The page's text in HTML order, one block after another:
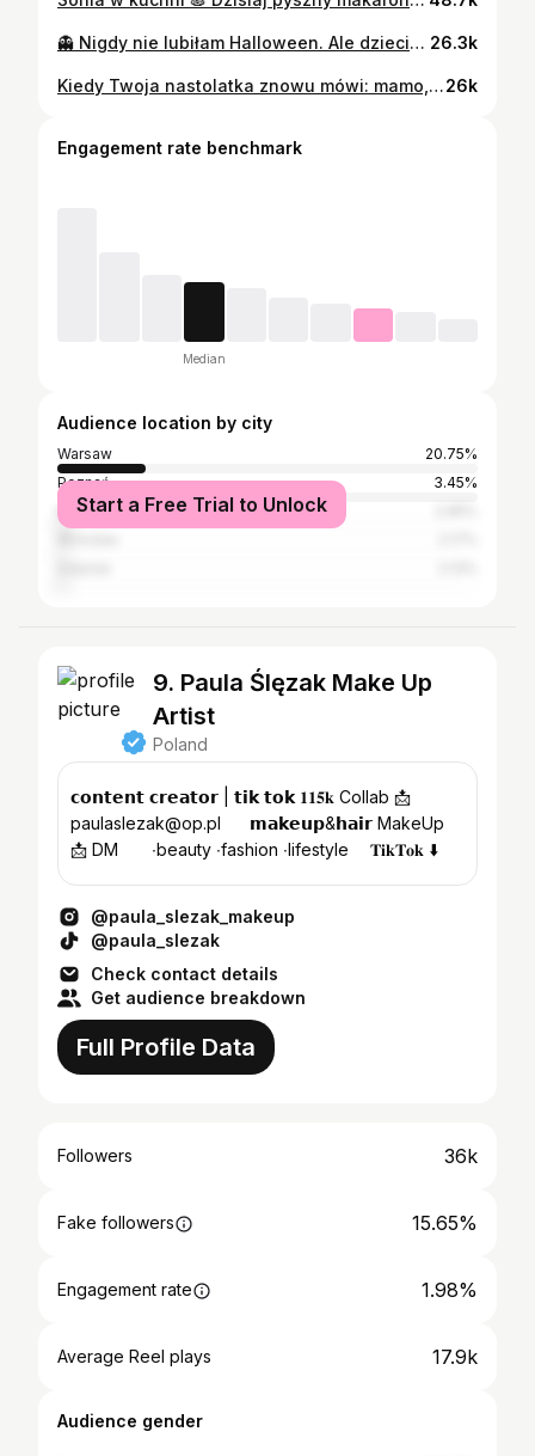
👻 Nigdy nie lubiłam Halloween. Ale dzieci… uwielbiają! 🎃 Bo mogą przebierać się za kogo chcą i, co najważniejsze, dostają tonę słodyczy. Legalnie! 😂 #halloween 26.3k
Kiedy Twoja nastolatka znowu mówi: mamo, wyjdź 😂 A ja po prostu chcę ją przytulić 🥰🥰 @𝒮 #mamatrycholog #mamacorka #nastolatka #jellicat26k
Engagement rate benchmark
Median
Audience location by city
Warsaw
20.75%
Poznań
3.45%
Kraków
Start a Free Trial to Unlock
9. Paula Ślęzak Make Up
Artist
Poland
𝗰𝗼𝗻𝘁𝗲𝗻𝘁 𝗰𝗿𝗲𝗮𝘁𝗼𝗿 | 𝘁𝗶𝗸 𝘁𝗼𝗸 𝟏𝟏𝟓𝐤 Collab 📩
paulaslezak@op.pl⠀⠀ 𝗺𝗮𝗸𝗲𝘂𝗽&𝗵𝗮𝗶𝗿 MakeUp
📩 DM⠀ ⠀ ∙beauty ∙fashion ∙lifestyle ⠀ 𝐓𝐢𝐤𝐓𝐨𝐤 ⬇️
@paula_slezak_makeup
@paula_slezak
Check contact details
Get audience breakdown
Full Profile Data
Followers 36k
Fake followers 15.65%
Engagement rate 1.98%
Average Reel plays 17.9k
Audience gender